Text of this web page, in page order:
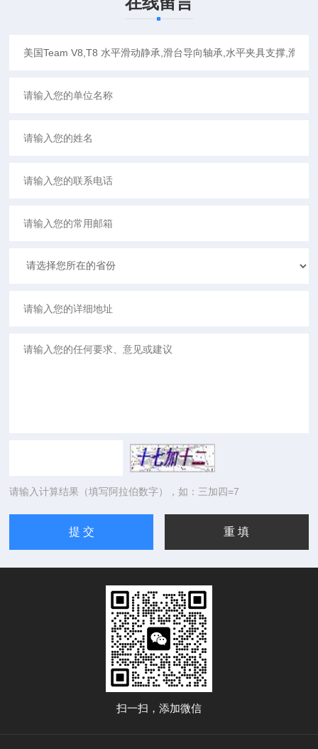
请输入计算结果（填写阿拉伯数字），如：三加四=7
扫一扫，添加微信